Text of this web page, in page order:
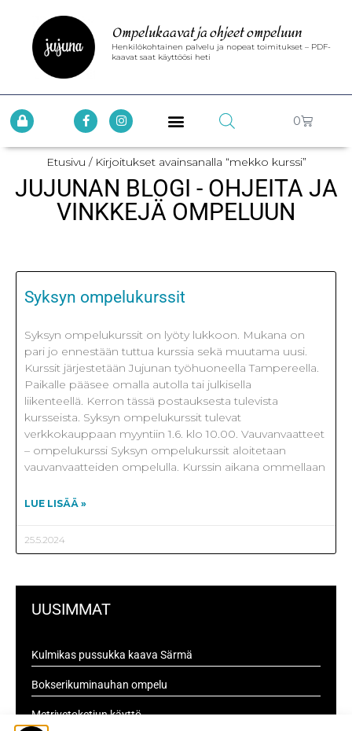
Ompelukaavat ja ohjeet ompeluun
Henkilökohtainen palvelu ja nopeat toimitukset – PDF-
kaavat saat käyttöösi heti
0
Etusivu / Kirjoitukset avainsanalla “mekko kurssi”
JUJUNAN BLOGI - OHJEITA JA
VINKKEJÄ OMPELUUN
UUSIMMAT
Kulmikas pussukka kaava Särmä
Bokserikuminauhan ompelu
Metrivetoketjun käyttö
Syksyn ompelukurssit
Syksyn ompelukurssit on lyöty lukkoon. Mukana on
pari jo ennestään tuttua kurssia sekä muutama uusi.
Kurssit järjestetään Jujunan työhuoneella Tampereella.
Paikalle pääsee omalla autolla tai julkisella
liikenteellä. Kerron tässä postauksesta tulevista
kursseista. Syksyn ompelukurssit tulevat
verkkokauppaan myyntiin 1.6. klo 10.00. Vauvanvaatteet
– ompelukurssi Syksyn ompelukurssit aloitetaan
vauvanvaatteiden ompelulla. Kurssin aikana ommellaan
LUE LISÄÄ »
25.5.2024